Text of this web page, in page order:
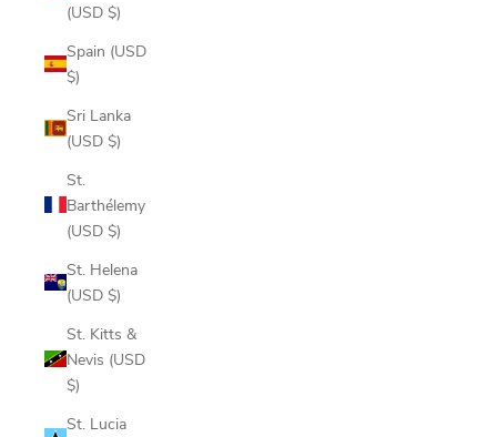
(USD $)
Spain (USD
$)
Sri Lanka
(USD $)
St.
Barthélemy
(USD $)
St. Helena
(USD $)
St. Kitts &
Nevis (USD
$)
St. Lucia